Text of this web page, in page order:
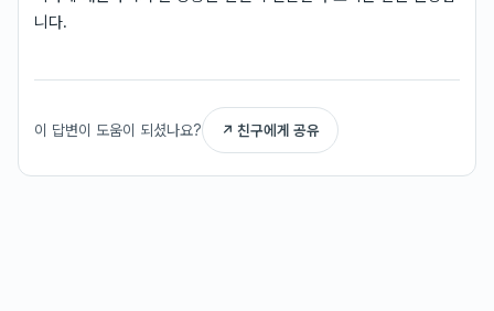
니다.
이 답변이 도움이 되셨나요? ↗ 친구에게 공유